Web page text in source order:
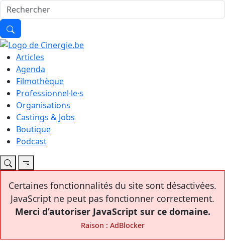
Articles
Agenda
Filmothèque
Professionnel·le·s
Organisations
Castings & Jobs
Boutique
Podcast
Certaines fonctionnalités du site sont désactivées.
JavaScript ne peut pas fonctionner correctement.
Merci d’autoriser JavaScript sur ce domaine.
Raison : AdBlocker